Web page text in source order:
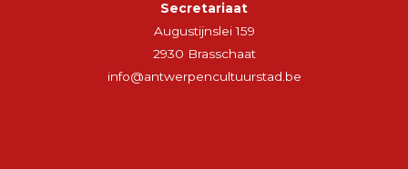
Secretariaat
Augustijnslei 159
2930 Brasschaat
info@antwerpencultuurstad.be